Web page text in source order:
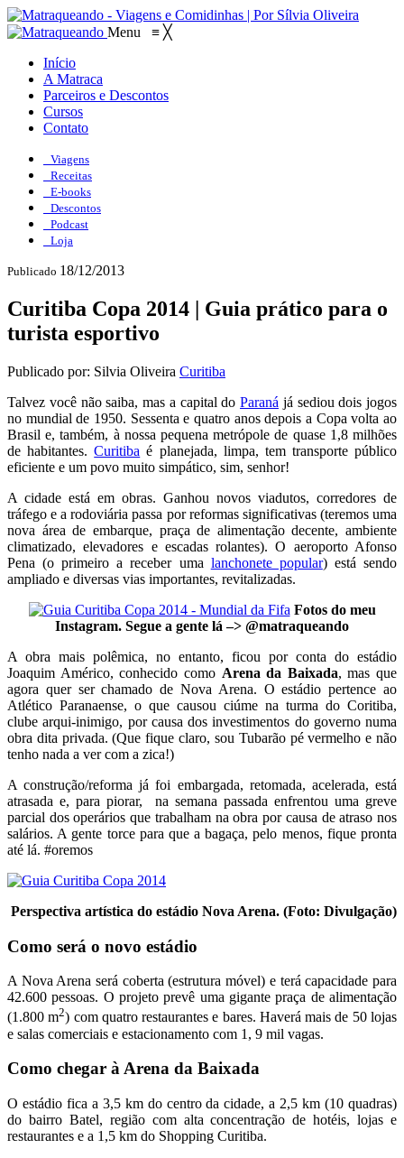
Menu ≡ ╳
Início
A Matraca
Parceiros e Descontos
Cursos
Contato
Viagens
Receitas
E-books
Descontos
Podcast
Loja
Publicado 18/12/2013
Curitiba Copa 2014 | Guia prático para o
turista esportivo
Publicado por: Silvia Oliveira Curitiba
Talvez você não saiba, mas a capital do Paraná já sediou dois jogos
no mundial de 1950. Sessenta e quatro anos depois a Copa volta ao
Brasil e, também, à nossa pequena metrópole de quase 1,8 milhões
de habitantes.Curitiba é planejada, limpa, tem transporte público
eficiente e um povo muito simpático, sim, senhor!
A cidade está em obras. Ganhou novos viadutos, corredores de
tráfego e a rodoviária passa por reformas significativas (teremos uma
nova área de embarque, praça de alimentação decente, ambiente
climatizado, elevadores e escadas rolantes). O aeroporto Afonso
Pena (o primeiro a receber uma lanchonete popular) está sendo
ampliado e diversas vias importantes, revitalizadas.
Fotos do meu
Instagram. Segue a gente lá –> @matraqueando
A obra mais polêmica, no entanto, ficou por conta do estádio
Joaquim Américo, conhecido como Arena da Baixada, mas que
agora quer ser chamado de Nova Arena. O estádio pertence ao
Atlético Paranaense, o que causou ciúme na turma do Coritiba,
clube arqui-inimigo, por causa dos investimentos do governo numa
obra dita privada. (Que fique claro, sou Tubarão pé vermelho e não
tenho nada a ver com a zica!)
A construção/reforma já foi embargada, retomada, acelerada, está
atrasada e, para piorar, na semana passada enfrentou uma greve
parcial dos operários que trabalham na obra por causa de atraso nos
salários. A gente torce para que a bagaça, pelo menos, fique pronta
até lá. #oremos
Perspectiva artística do estádio Nova Arena. (Foto: Divulgação)
Como será o novo estádio
A Nova Arena será coberta (estrutura móvel) e terá capacidade para
42.600 pessoas. O projeto prevê uma gigante praça de alimentação
(1.800 m2) com quatro restaurantes e bares. Haverá mais de 50 lojas
e salas comerciais e estacionamento com 1, 9 mil vagas.
Como chegar à Arena da Baixada
O estádio fica a 3,5 km do centro da cidade, a 2,5 km (10 quadras)
do bairro Batel, região com alta concentração de hotéis, lojas e
restaurantes e a 1,5 km do Shopping Curitiba.